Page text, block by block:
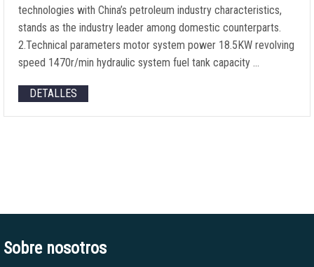
technologies with China’s petroleum industry characteristics,
stands as the industry leader among domestic counterparts.
2.Technical parameters motor system power 18.5KW revolving
speed 1470r/min hydraulic system fuel tank capacity …
DETALLES
Sobre nosotros